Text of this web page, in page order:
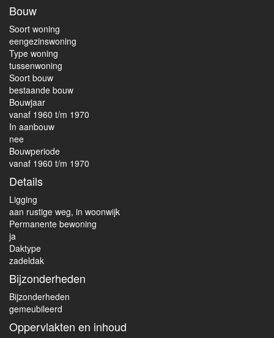
Bouw
Soort woning
eengezinswoning
Type woning
tussenwoning
Soort bouw
bestaande bouw
Bouwjaar
vanaf 1960 t/m 1970
In aanbouw
nee
Bouwperiode
vanaf 1960 t/m 1970
Details
Ligging
aan rustige weg, in woonwijk
Permanente bewoning
ja
Daktype
zadeldak
Bijzonderheden
Bijzonderheden
gemeubileerd
Oppervlakten en inhoud